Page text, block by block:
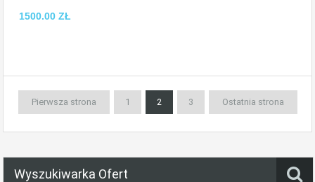
1500.00 ZŁ
Pierwsza strona 1 2 3 Ostatnia strona
Wyszukiwarka Ofert